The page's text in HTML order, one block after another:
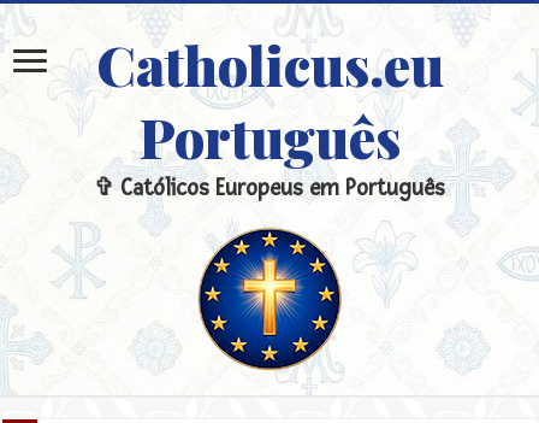
Catholicus.eu
Português
✞ Católicos Europeus em Português